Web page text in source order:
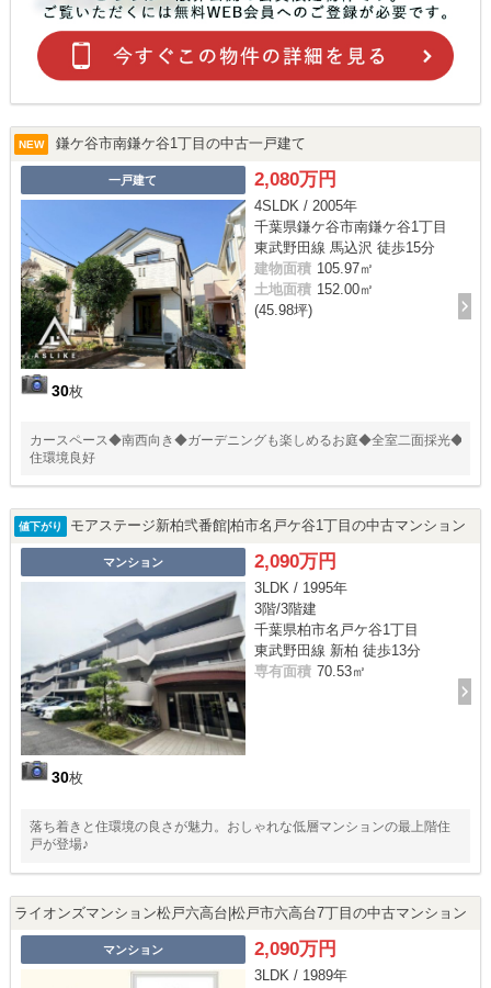
NEW 鎌ケ谷市南鎌ケ谷1丁目の中古一戸建て
一戸建て
30枚
2,080万円
4SLDK / 2005年
千葉県鎌ケ谷市南鎌ケ谷1丁目
東武野田線 馬込沢 徒歩15分
建物面積 105.97㎡
土地面積 152.00㎡
(45.98坪)
カースペース◆南西向き◆ガーデニングも楽しめるお庭◆全室二面採光◆
住環境良好
値下がり モアステージ新柏弐番館|柏市名戸ケ谷1丁目の中古マンション
マンション
30枚
2,090万円
3LDK / 1995年
3階/3階建
千葉県柏市名戸ケ谷1丁目
東武野田線 新柏 徒歩13分
専有面積 70.53㎡
落ち着きと住環境の良さが魅力。おしゃれな低層マンションの最上階住
戸が登場♪
ライオンズマンション松戸六高台|松戸市六高台7丁目の中古マンション
マンション 2,090万円
3LDK / 1989年